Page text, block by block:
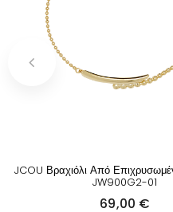
JCOU Βραχιόλι Από
JW900G2-01
69,00 €